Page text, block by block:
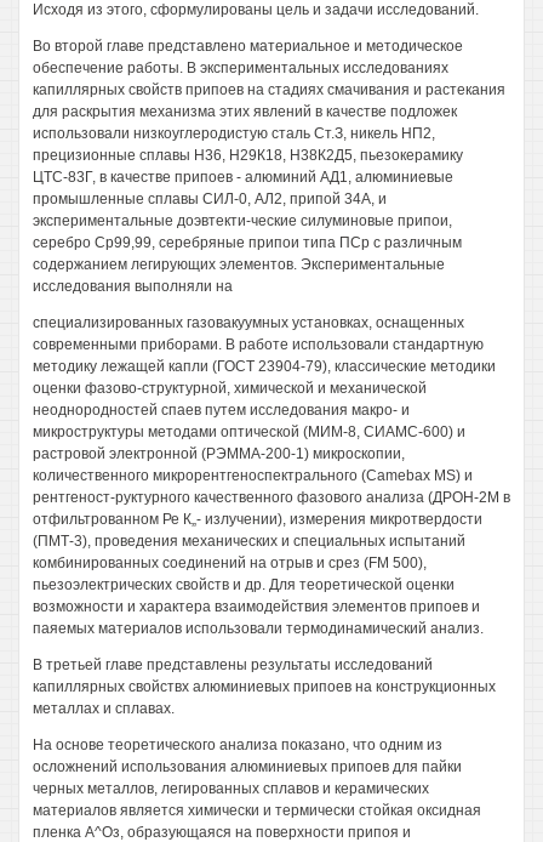
Исходя из этого, сформулированы цель и задачи исследований.
Во второй главе представлено материальное и методическое
обеспечение работы. В экспериментальных исследованиях
капиллярных свойств припоев на стадиях смачивания и растекания
для раскрытия механизма этих явлений в качестве подложек
использовали низкоуглеродистую сталь Ст.З, никель НП2,
прецизионные сплавы Н36, Н29К18, Н38К2Д5, пьезокерамику
ЦТС-83Г, в качестве припоев - алюминий АД1, алюминиевые
промышленные сплавы СИЛ-0, АЛ2, припой 34А, и
экспериментальные доэвтекти-ческие силуминовые припои,
серебро Ср99,99, серебряные припои типа ПСр с различным
содержанием легирующих элементов. Экспериментальные
исследования выполняли на
специализированных газовакуумных установках, оснащенных
современными приборами. В работе использовали стандартную
методику лежащей капли (ГОСТ 23904-79), классические методики
оценки фазово-структурной, химической и механической
неоднородностей спаев путем исследования макро- и
микроструктуры методами оптической (МИМ-8, СИАМС-600) и
растровой электронной (РЭММА-200-1) микроскопии,
количественного микрорентгеноспектрального (Camebax MS) и
рентгеност-руктурного качественного фазового анализа (ДРОН-2М в
отфильтрованном Ре К„- излучении), измерения микротвердости
(ПМТ-3), проведения механических и специальных испытаний
комбинированных соединений на отрыв и срез (FM 500),
пьезоэлектрических свойств и др. Для теоретической оценки
возможности и характера взаимодействия элементов припоев и
паяемых материалов использовали термодинамический анализ.
В третьей главе представлены результаты исследований
капиллярных свойствх алюминиевых припоев на конструкционных
металлах и сплавах.
На основе теоретического анализа показано, что одним из
осложнений использования алюминиевых припоев для пайки
черных металлов, легированных сплавов и керамических
материалов является химически и термически стойкая оксидная
пленка А^Оз, образующаяся на поверхности припоя и